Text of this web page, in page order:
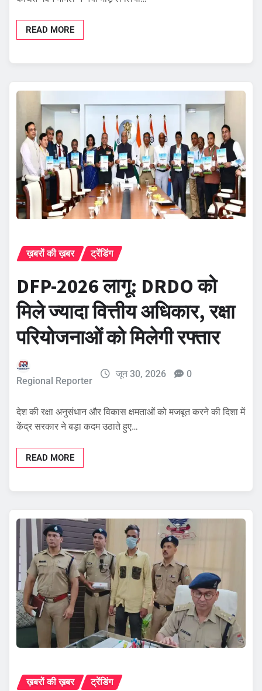
READ MORE
ख़बरों की ख़बर ट्रेंडिंग
DFP-2026 लागू: DRDO को
मिले ज्यादा वित्तीय अधिकार, रक्षा
परियोजनाओं को मिलेगी रफ्तार
Regional Reporter
जून 30, 2026 0
देश की रक्षा अनुसंधान और विकास क्षमताओं को मजबूत करने की दिशा में
केंद्र सरकार ने बड़ा कदम उठाते हुए…
READ MORE
ख़बरों की ख़बर ट्रेंडिंग